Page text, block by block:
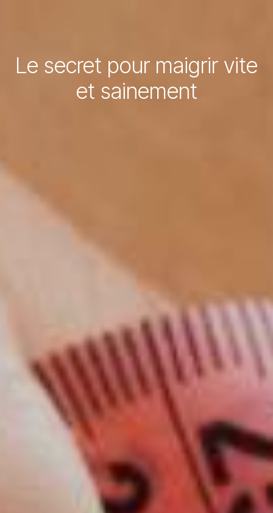
Le secret pour maigrir vite
et sainement